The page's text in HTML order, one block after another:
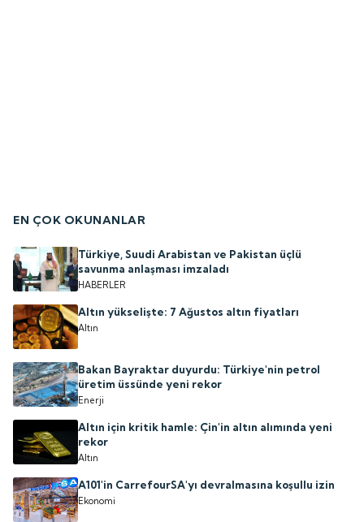
EN ÇOK OKUNANLAR
Türkiye, Suudi Arabistan ve Pakistan üçlü
savunma anlaşması imzaladı
HABERLER
Altın yükselişte: 7 Ağustos altın fiyatları
Altın
Bakan Bayraktar duyurdu: Türkiye'nin petrol
üretim üssünde yeni rekor
Enerji
Altın için kritik hamle: Çin'in altın alımında yeni
rekor
Altın
A101'in CarrefourSA'yı devralmasına koşullu izin
Ekonomi